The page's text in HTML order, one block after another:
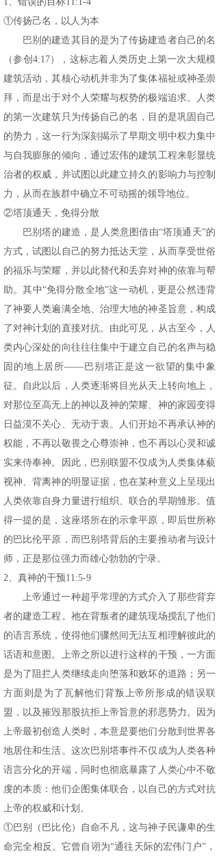
①传扬己名，以人为本
巴别的建造其目的是为了传扬建造者自己的名
（参创4:17），这标志着人类历史上第一次大规模
建筑活动，其核心动机并非为了集体福祉或神圣崇
拜，而是出于对个人荣耀与权势的极端追求。人类
的第一次建筑只为传扬自己的名，目的是巩固自己
的势力，这一行为深刻揭示了早期文明中权力集中
与自我膨胀的倾向，通过宏伟的建筑工程来彰显统
治者的权威，并试图以此建立持久的影响力与控制
力，从而在族群中确立不可动摇的领导地位。
②塔顶通天，免得分散
巴别塔的建造，是人类意图借由“塔顶通天”的
方式，试图以自己的努力抵达天堂，从而享受世俗
的福乐与荣耀，并以此替代和丢弃对神的依靠与帮
助。其中“免得分散全地”这一动机，更是公然违背
了神要人类遍满全地、治理大地的神圣旨意，构成
了对神计划的直接对抗。由此可见，从古至今，人
类内心深处的向往往往集中于建立自己的名声与稳
固的地上居所——巴别塔正是这一欲望的集中象
征。自此以后，人类逐渐将目光从天上转向地上，
对那位至高无上的神以及神的荣耀、神的家园变得
日益漠不关心、无动于衷。人们开始不再承认神的
权能，不再以敬畏之心尊崇神，也不再以心灵和诚
实来侍奉神。因此，巴别联盟不仅成为人类集体藐
视神、背离神的明显证据，也在某种意义上呈现出
人类依靠自身力量进行组织、联合的早期雏形。值
得一提的是，这座塔所在的示拿平原，即后世所称
的巴比伦平原，而巴别塔背后的主要推动者与设计
师，正是那位强力而雄心勃勃的宁录。
2、真神的干预11:5-9
上帝通过一种超乎常理的方式介入了那些背弃
者的建造工程。祂在背叛者的建筑现场搅乱了他们
的语言系统，使得他们骤然间无法互相理解彼此的
话语和意图。上帝之所以进行这样的干预，一方面
是为了阻拦人类继续走向堕落和败坏的道路；另一
方面则是为了瓦解他们背叛上帝所形成的错误联
盟，以及摧毁那股抗拒上帝旨意的邪恶势力。因为
上帝最初创造人类时，本意是要他们分散到世界各
地居住和生活。这次巴别塔事件不仅成为人类各种
语言分化的开端，同时也彻底暴露了人类心中不敬
虔的本质：他们企图集体联合，以自己的方式对抗
上帝的权威和计划。
①巴别（巴比伦）自命不凡，这与神子民谦卑的生
命完全相反。它曾自诩为“通往天际的宏伟门户”，